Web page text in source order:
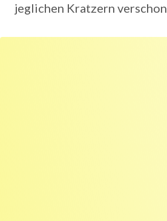
jeglichen Kratzern